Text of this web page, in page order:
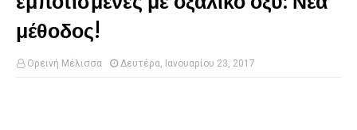
μέθοδος!
Ορεινή Μέλισσα Δευτέρα, Ιανουαρίου 23, 2017